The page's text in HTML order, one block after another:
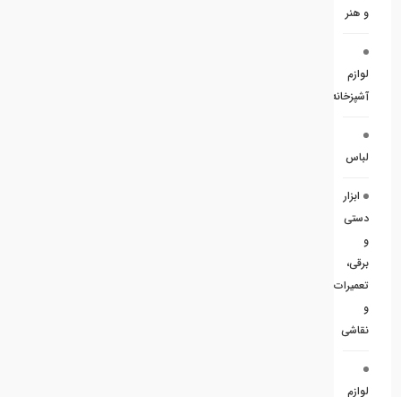
و هنر
لوازم
آشپزخانه
لباس
ابزار
دستی
و
برقی،
تعمیرات
و
نقاشی
لوازم